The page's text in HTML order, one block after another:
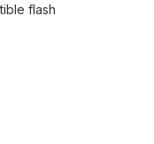
flash